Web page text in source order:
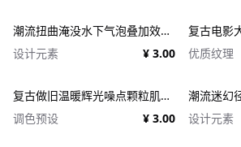
潮流扭曲淹没水下气泡叠加效果照片人像修图PS特效滤镜插件样机 Deluge Underwater Photo Effect
设计元素
¥ 3.00
优质纹理
复古做旧温暖辉光噪点颗粒肌理人像图像修图PS特效滤镜插件样机模板+LUT调色预设 EFCO LOOKS: VERSION 1.0
调色预设
¥ 3.00
设计元素